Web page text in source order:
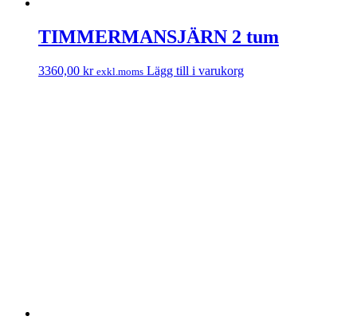
TIMMERMANSJÄRN 2 tum
3360,00 kr exkl.moms Lägg till i varukorg